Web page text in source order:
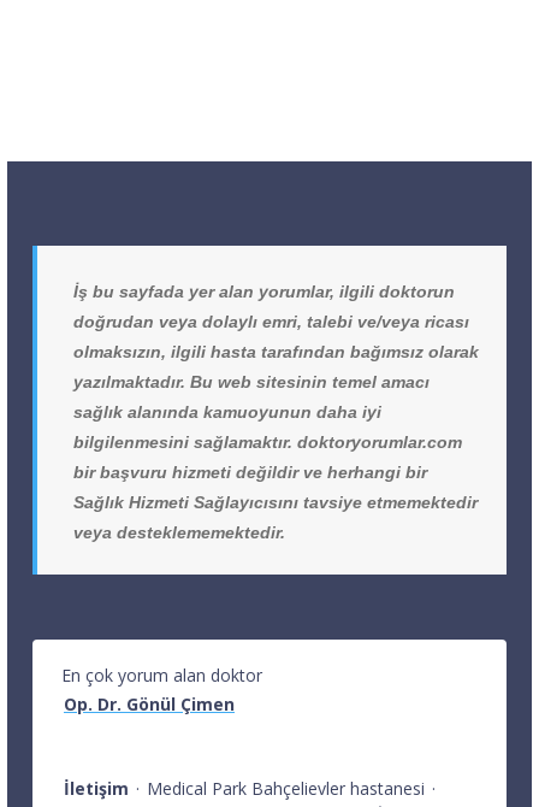
İş bu sayfada yer alan yorumlar, ilgili doktorun
doğrudan veya dolaylı emri, talebi ve/veya ricası
olmaksızın, ilgili hasta tarafından bağımsız olarak
yazılmaktadır. Bu web sitesinin temel amacı
sağlık alanında kamuoyunun daha iyi
bilgilenmesini sağlamaktır. doktoryorumlar.com
bir başvuru hizmeti değildir ve herhangi bir
Sağlık Hizmeti Sağlayıcısını tavsiye etmemektedir
veya desteklememektedir.
En çok yorum alan doktor
Op. Dr. Gönül Çimen
İletişim · Medical Park Bahçelievler hastanesi ·